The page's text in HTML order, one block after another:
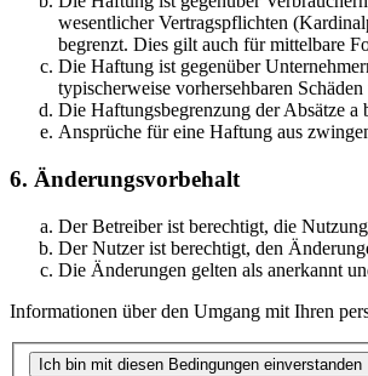
wesentlicher Vertragspflichten
begrenzt. Dies gilt auch für mittelbare
Die Haftung ist gegenüber
typischerweise vorhersehbaren
Die Haftungsbegrenzung der Absätze
Ansprüche für eine Haftung aus
6. Änderungsvorbehalt
Der Betreiber ist berechtigt, die
Der Nutzer ist berechtigt, den
Die Änderungen gelten als anerkannt
Informationen über den Umgang mit Ihren